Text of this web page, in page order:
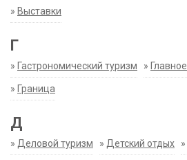
» Выставки
Г
» Гастрономический туризм » Главное
» Граница
Д
» Деловой туризм » Детский отдых »